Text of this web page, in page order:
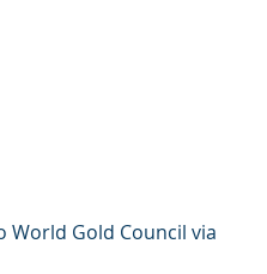
World Gold Council via